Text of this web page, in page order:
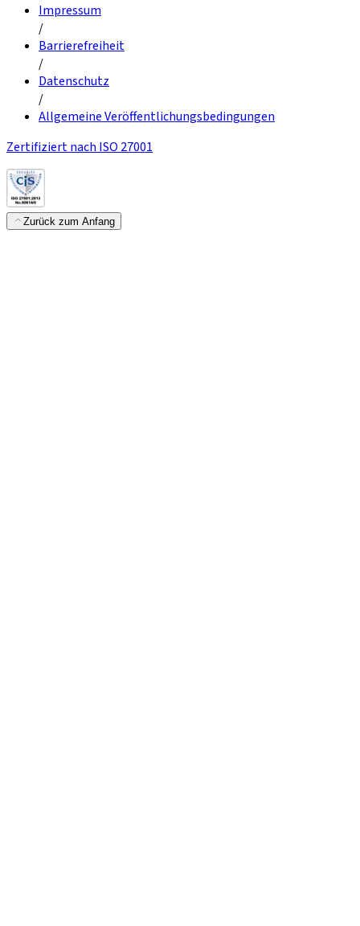
Impressum
/
Barrierefreiheit
/
Datenschutz
/
Allgemeine Veröffentlichungsbedingungen
Zertifiziert nach ISO 27001
Zurück zum Anfang